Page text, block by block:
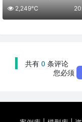
2,249℃
共有 0 条评论
您必须